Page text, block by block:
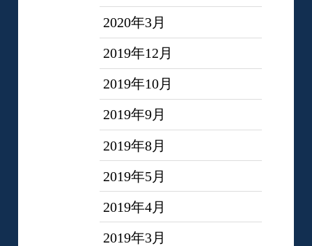
2020年3月
2019年12月
2019年10月
2019年9月
2019年8月
2019年5月
2019年4月
2019年3月